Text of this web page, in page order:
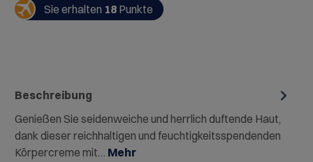
Sie erhalten 18 Punkte
Beschreibung
Genießen Sie seidenweiche und herrlich duftende Haut,
dank dieser reichhaltigen und feuchtigkeitsspendenden
Körpercreme mit… Mehr